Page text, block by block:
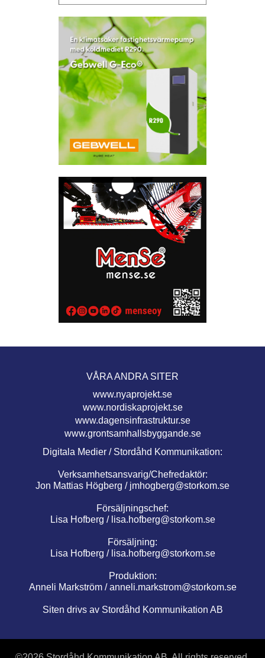
VÅRA ANDRA SITER
www.nyaprojekt.se
www.nordiskaprojekt.se
www.dagensinfrastruktur.se
www.grontsamhallsbyggande.se
Digitala Medier / Stordåhd Kommunikation:
Verksamhetsansvarig/Chefredaktör:
Jon Mattias Högberg / jmhogberg@storkom.se
Försäljningschef:
Lisa Hofberg / lisa.hofberg@storkom.se
Försäljning:
Lisa Hofberg / lisa.hofberg@storkom.se
Produktion:
Anneli Markström / anneli.markstrom@storkom.se
Siten drivs av Stordåhd Kommunikation AB